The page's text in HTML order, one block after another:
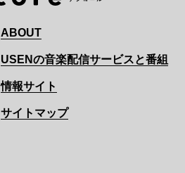
ABOUT
USENの音楽配信サービスと番組
情報サイト
サイトマップ